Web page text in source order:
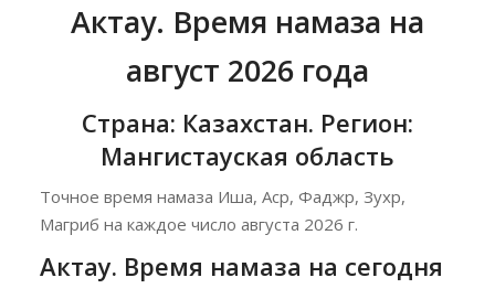
Актау. Время намаза на
август 2026 года
Страна: Казахстан. Регион:
Мангистауская область
Точное время намаза Иша, Аср, Фаджр, Зухр,
Магриб на каждое число августа 2026 г.
Актау. Время намаза на сегодня